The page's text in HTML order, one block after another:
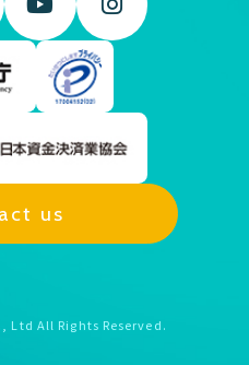
us
Ltd All Rights Reserved.